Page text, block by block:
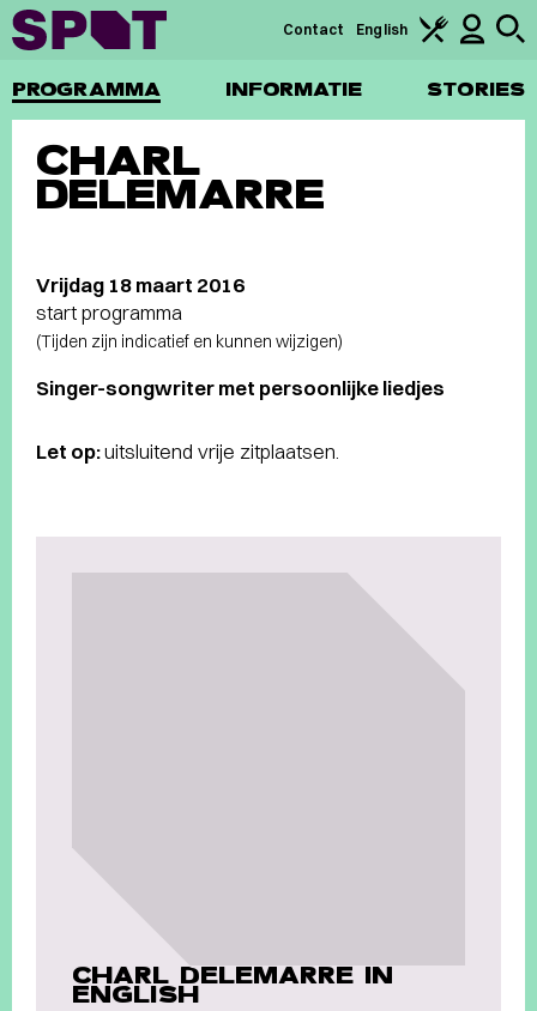
PROGRAMMA INFORMATIE STORIES
Contact English
CHARL
DELEMARRE
Vrijdag 18 maart 2016
start programma
(Tijden zijn indicatief en kunnen wijzigen)
Singer-songwriter met persoonlijke liedjes
Let op:uitsluitend vrije zitplaatsen.
CHARL DELEMARRE IN
ENGLISH